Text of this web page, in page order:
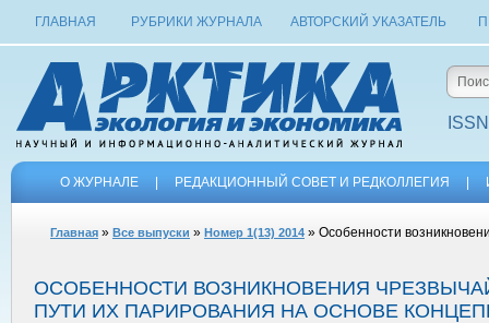
ГЛАВНАЯ РУБРИКИ ЖУРНАЛА АВТОРСКИЙ УКАЗАТЕЛЬ
О ЖУРНАЛЕ РЕДАКЦИОННЫЙ СОВЕТ И РЕДКОЛЛЕГИЯ
Главная » Все выпуски » Номер 1(13) 2014 » Особенности
ОСОБЕННОСТИ ВОЗНИКНОВЕНИЯ
ПУТИ ИХ ПАРИРОВАНИЯ НА ОСНОВЕ